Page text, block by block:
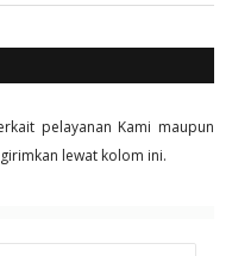
pelayanan Kami maupun
lewat kolom ini.